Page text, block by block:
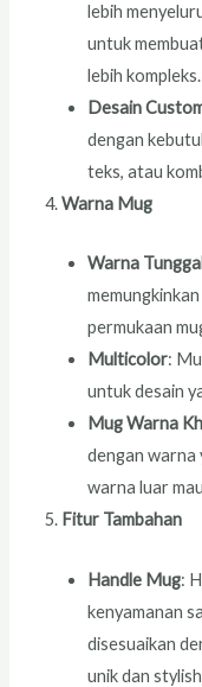
lebih
untuk
lebih kompleks.
Desain
dengan
teks, atau
Warna Mug
Warna Tunggal
permukaan
Multicolor:
untuk desain
Mug Warna
dengan warna
warna luar
Fitur Tambahan
Handle Mug:
kenyamanan
disesuaikan
unik dan